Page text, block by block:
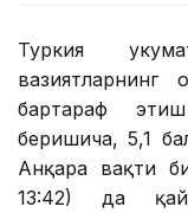
Туркия
бартараф
беришича, 5,1
Анқара вақти
13:42) да